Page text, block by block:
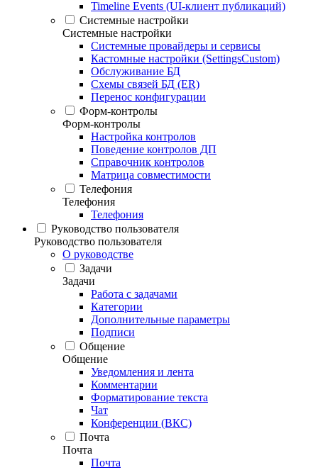
Timeline Events (UI-клиент публикаций)
Системные настройки
Системные настройки
Системные провайдеры и сервисы
Кастомные настройки (SettingsCustom)
Обслуживание БД
Схемы связей БД (ER)
Перенос конфигурации
Форм-контролы
Форм-контролы
Настройка контролов
Поведение контролов ДП
Справочник контролов
Матрица совместимости
Телефония
Телефония
Телефония
Руководство пользователя
Руководство пользователя
О руководстве
Задачи
Задачи
Работа с задачами
Категории
Дополнительные параметры
Подписи
Общение
Общение
Уведомления и лента
Комментарии
Форматирование текста
Чат
Конференции (ВКС)
Почта
Почта
Почта